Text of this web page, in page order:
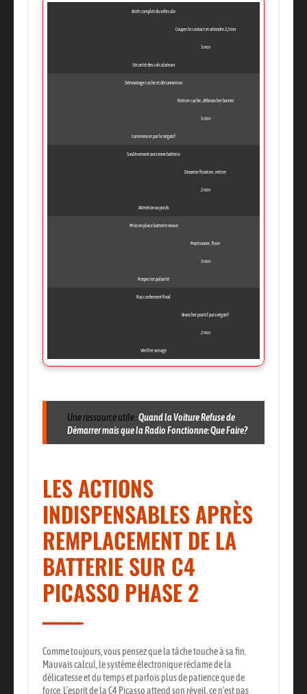
Arrêt complet du véhicule
Couper le contact et attendre 2,3 mn
3 min
Sécurité des calculateurs
Démontage cache et déconnexion
Retirer cache , débrancher bornes
5 min
Commencer par le négatif
Soulèvement ancienne batterie
Desserer fixation , retirer
2 min
Attention au poids
Mise en place batterie neuve
Positionner , fixer
3 min
Respecter polarité
Raccordement final
Brancher positif puis négatif
2 min
Vérifier serrage
Une ressource utile :Quand la Voiture Refuse de
Démarrer mais que la Radio Fonctionne: Que Faire?
LES ACTIONS
INDISPENSABLES APRÈS
REMPLACEMENT DE LA
BATTERIE SUR C4
PICASSO PHASE 2
Comme toujours, vous pensez que la tâche touche à sa fin.
Mauvais calcul, le système électronique réclame de la
délicatesse et du temps et parfois plus de patience que de
force. L’esprit de la C4 Picasso attend son réveil, ce n’est pas